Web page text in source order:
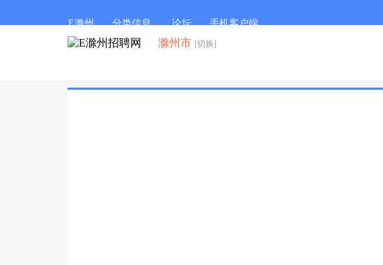
E滁州 分类信息 论坛 手机客户端
滁州市 [切换]